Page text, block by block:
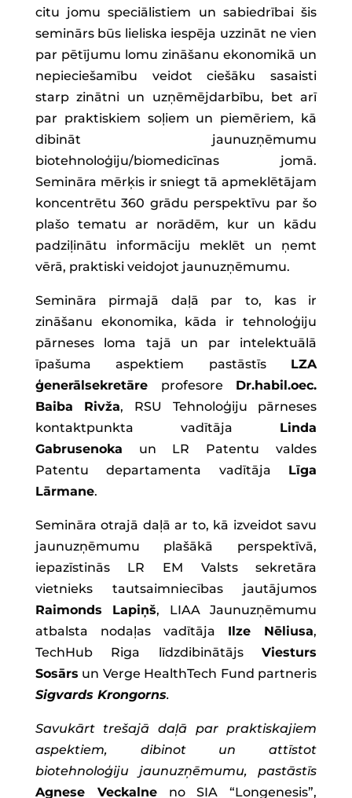
citu jomu speciālistiem un sabiedrībai šis
seminārs būs lieliska iespēja uzzināt ne vien
par pētījumu lomu zināšanu ekonomikā un
nepieciešamību veidot ciešāku sasaisti
starp zinātni un uzņēmējdarbību, bet arī
par praktiskiem soļiem un piemēriem, kā
dibināt jaunuzņēmumu
biotehnoloģiju/biomedicīnas jomā.
Semināra mērķis ir sniegt tā apmeklētājam
koncentrētu 360 grādu perspektīvu par šo
plašo tematu ar norādēm, kur un kādu
padziļinātu informāciju meklēt un ņemt
vērā, praktiski veidojot jaunuzņēmumu.
Semināra pirmajā daļā par to, kas ir
zināšanu ekonomika, kāda ir tehnoloģiju
pārneses loma tajā un par intelektuālā
īpašuma aspektiem pastāstīs LZA
ģenerālsekretāre profesore Dr.habil.oec.
Baiba Rivža, RSU Tehnoloģiju pārneses
kontaktpunkta vadītāja Linda
Gabrusenoka un LR Patentu valdes
Patentu departamenta vadītāja Līga
Lārmane.
Semināra otrajā daļā ar to, kā izveidot savu
jaunuzņēmumu plašākā perspektīvā,
iepazīstinās LR EM Valsts sekretāra
vietnieks tautsaimniecības jautājumos
Raimonds Lapiņš, LIAA Jaunuzņēmumu
atbalsta nodaļas vadītāja Ilze Nēliusa,
TechHub Riga līdzdibinātājsViesturs
Sosārs un Verge HealthTech Fund partneris
Sigvards Krongorns.
Savukārt trešajā daļā par praktiskajiem
aspektiem, dibinot un attīstot
biotehnoloģiju jaunuzņēmumu, pastāstīs
Agnese Veckalneno SIA “Longenesis”,